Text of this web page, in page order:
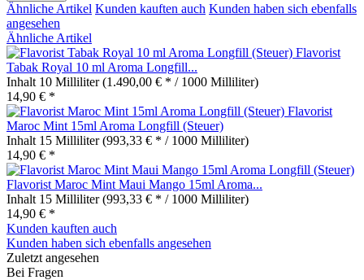
Ähnliche Artikel Kunden kauften auch Kunden haben sich ebenfalls
angesehen
Ähnliche Artikel
Flavorist
Tabak Royal 10 ml Aroma Longfill...
Inhalt 10 Milliliter(1.490,00 € * / 1000 Milliliter)
14,90 € *
Flavorist
Maroc Mint 15ml Aroma Longfill (Steuer)
Inhalt 15 Milliliter(993,33 € * / 1000 Milliliter)
14,90 € *
Flavorist Maroc Mint Maui Mango 15ml Aroma...
Inhalt 15 Milliliter(993,33 € * / 1000 Milliliter)
14,90 € *
Kunden kauften auch
Kunden haben sich ebenfalls angesehen
Zuletzt angesehen
Bei Fragen